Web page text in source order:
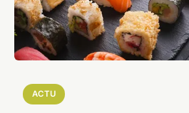
ACTU